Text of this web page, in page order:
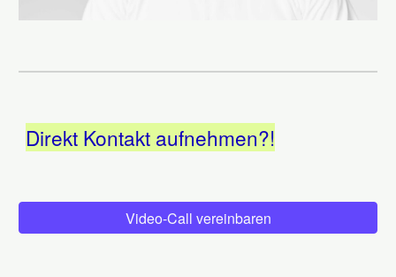
Direkt Kontakt aufnehmen?!
Video-Call vereinbaren